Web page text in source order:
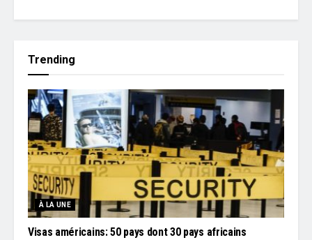
Trending
À LA UNE
Visas américains: 50 pays dont 30 pays africains